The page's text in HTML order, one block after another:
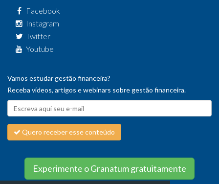
Facebook
Instagram
Twitter
Youtube
Vamos estudar gestão financeira?
Receba vídeos, artigos e webinars sobre gestão financeira.
Quero receber esse conteúdo
Experimente o Granatum gratuitamente